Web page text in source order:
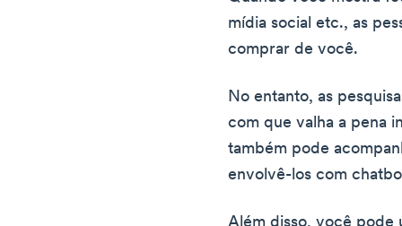
mídia social etc., as
comprar de você.
No entanto, as
com que valha a pena
também pode
envolvê-los com